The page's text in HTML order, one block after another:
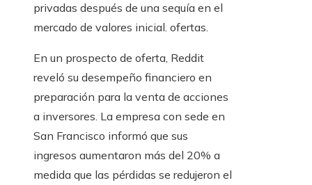
privadas después de una sequía en el
mercado de valores inicial. ofertas.
En un prospecto de oferta, Reddit
reveló su desempeño financiero en
preparación para la venta de acciones
a inversores. La empresa con sede en
San Francisco informó que sus
ingresos aumentaron más del 20% a
medida que las pérdidas se redujeron el